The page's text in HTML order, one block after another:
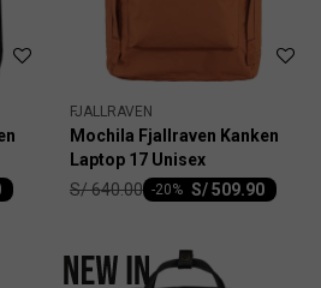
FJALLRAVEN
Mochila Fjallraven Kanken
Laptop 17 Unisex
S/509.90
-20
S/640.00